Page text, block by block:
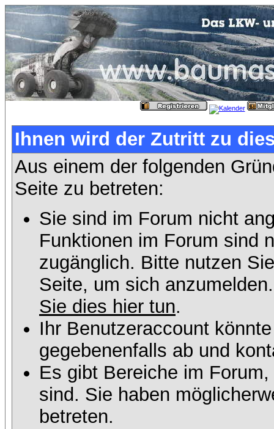
Ihnen wird der Zutritt zu
Aus einem der folgenden
Seite zu betreten:
Sie sind im Forum nicht
Funktionen im Forum sind
zugänglich. Bitte nutzen
Seite, um sich
Sie dies hier tun.
Ihr Benutzeraccount
gegebenenfalls ab und
Es gibt Bereiche im
sind. Sie haben
betreten.